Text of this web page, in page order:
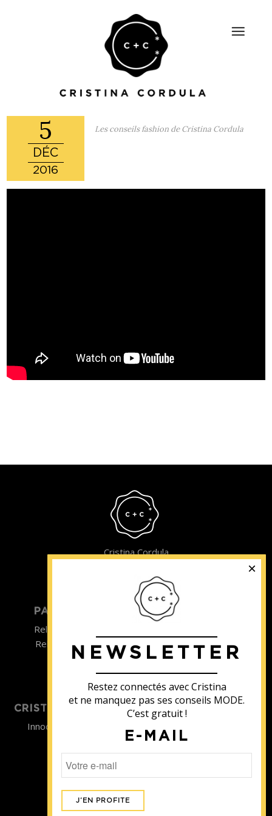
5
DÉC
2016
Les conseils fashion de Cristina Cordula
Cristina Cordula
PARTICULIER
Relooking homme
Relooking femme
ENTREPRISE
ENTREPRISE
Formations
CRISTINA SOUTIENT
Innocence en Danger
Sidaction
Contact
Newsletter
NEWSLETTER
Restez connectés avec Cristina
et ne manquez pas ses conseils MODE.
C’est gratuit !
E-MAIL